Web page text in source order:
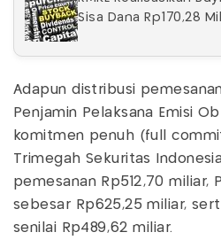
Sisa Dana Rp170,28
Adapun distribusi
Penjamin Pelaksana Emisi
komitmen penuh (full
Trimegah Sekuritas
pemesanan Rp512,70 miliar,
sebesar Rp625,25 miliar,
senilai Rp489,62 miliar.